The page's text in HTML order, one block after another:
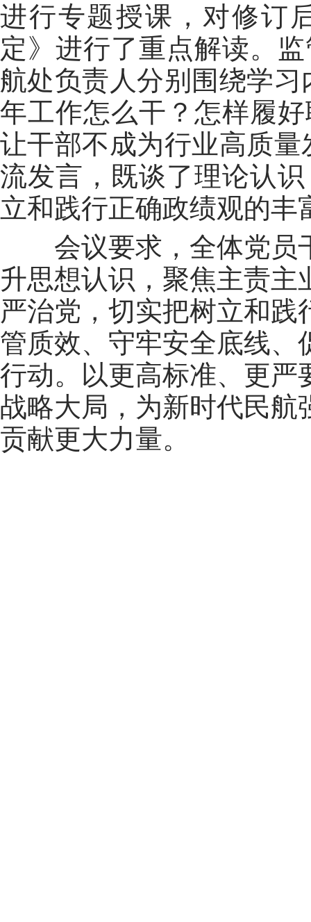
进行专题授课 ，对修订
定》进行了重点解读。
航处负责人分别 围绕学习
年工作怎么干？怎样履
让干部不成为行业高质
流发言，既谈了理论认
立和践行正确政绩观的丰
会议要求 ，全体党员
升思想认识，聚焦主责
严治党，切实把树立和践
管质效、守牢安全底线、
行动。 以更高标准、更严
战略大局，为新时代民航
贡献更大力量。